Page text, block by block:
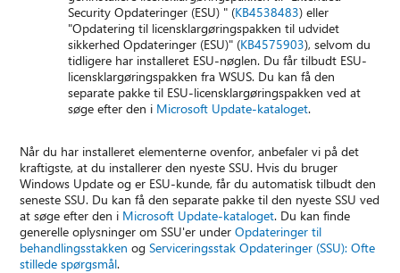
Security Opdateringer (ESU) " (KB4538483) eller
"Opdatering til licensklargøringspakken til udvidet
sikkerhed Opdateringer (ESU)" (KB4575903), selvom du
tidligere har installeret ESU-nøglen. Du får tilbudt ESU-
licensklargøringspakken fra WSUS. Du kan få den
separate pakke til ESU-licensklargøringspakken ved at
søge efter den i Microsoft Update-kataloget.
Når du har installeret elementerne ovenfor, anbefaler vi på det
kraftigste, at du installerer den nyeste SSU. Hvis du bruger
Windows Update og er ESU-kunde, får du automatisk tilbudt den
seneste SSU. Du kan få den separate pakke til den nyeste SSU ved
at søge efter den i Microsoft Update-kataloget. Du kan finde
generelle oplysninger om SSU'er underOpdateringer til
behandlingsstakken ogServiceringsstak Opdateringer (SSU): Ofte
stillede spørgsmål.